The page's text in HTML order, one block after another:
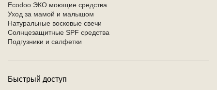
Ecodoo ЭКО моющие средства
Уход за мамой и малышом
Натуральные восковые свечи
Солнцезащитные SPF средства
Подгузники и салфетки
Быстрый доступ